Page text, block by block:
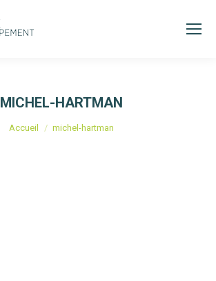
MICHEL-HARTMAN
Vous êtes ici :
Accueil michel-hartman